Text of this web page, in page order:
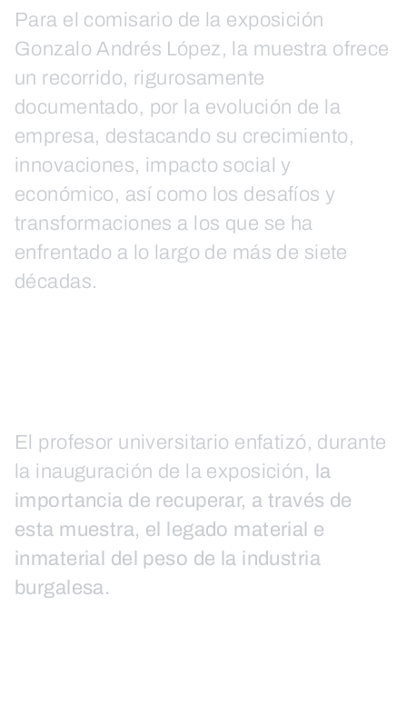
Para el comisario de la exposición
Gonzalo Andrés López, la muestra ofrece
un recorrido, rigurosamente
documentado, por la evolución de la
empresa, destacando su crecimiento,
innovaciones, impacto social y
económico, así como los desafíos y
transformaciones a los que se ha
enfrentado a lo largo de más de siete
décadas.
El profesor universitario enfatizó, durante
la inauguración de la exposición, la
importancia de recuperar, a través de
esta muestra, el legado material e
inmaterial del peso de la industria
burgalesa.